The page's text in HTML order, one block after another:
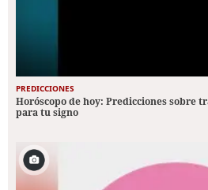
PREDICCIONES
Horóscopo de hoy: Predicciones sobre
para tu signo